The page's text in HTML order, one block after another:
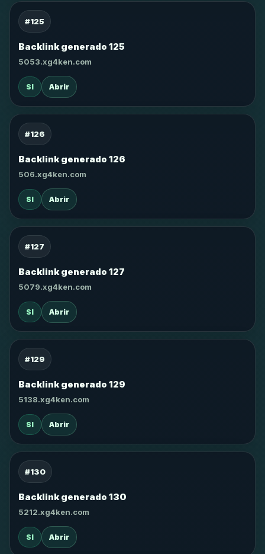
#125
Backlink generado 125
5053.xg4ken.com
SI Abrir
#126
Backlink generado 126
506.xg4ken.com
SI Abrir
#127
Backlink generado 127
5079.xg4ken.com
SI Abrir
#129
Backlink generado 129
5138.xg4ken.com
SI Abrir
#130
Backlink generado 130
5212.xg4ken.com
SI Abrir